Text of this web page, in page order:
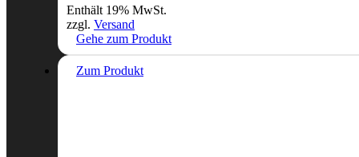
Enthält 19% MwSt.
zzgl. Versand
Gehe zum Produkt
Zum Produkt